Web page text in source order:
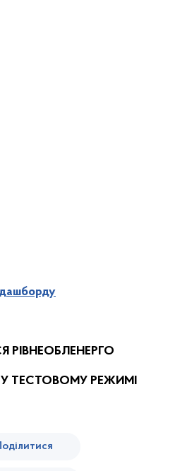
дашборду
ТЕСТОВОМУ РЕЖИМІ